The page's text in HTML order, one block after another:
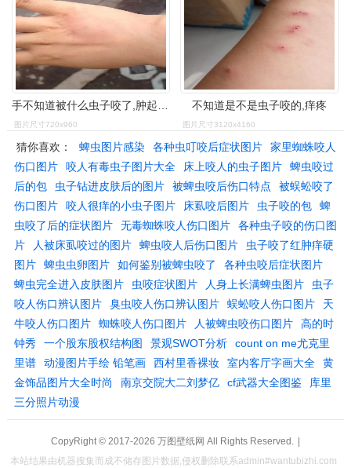
图片尺寸720x960
不知道是不是虫子咬的,痒疼
图片尺寸3120x4160
猜你喜欢： 蜱虫图片感染 各种虫叮咬后症状图片
家里蜘蛛咬人
伤口图片
咬人有毒虫子图片大全 床上咬人的虫子图片
蜱虫咬过
后的包
虫子钻进皮肤后的图片 被蜱虫咬后伤口特点
被蜈蚣咬了
伤口图片
咬人很痒的小虫子图片 床虱咬后图片 虫子咬的包
蜱
虫咬了后的症状图片
无毒蜘蛛咬人伤口图片
各种虫子咬的伤口图
片
人被床虱咬过的图片 蜱虫咬人后伤口图片
虫子咬了红肿痒硬
图片
蜱虫虫卵图片 如何鉴别被蜱虫咬了
各种虫咬后症状图片
蜱虫完全进入皮肤图片
虫咬症状图片 人身上长满蜱虫图片
虫子
咬人伤口辨认图片
臭虫咬人伤口辨认图片 蜈蚣咬人伤口图片
天
牛咬人伤口图片
蜘蛛咬人伤口图片 人被蜱虫咬伤口图片
高的时
钟秀
一个股东股权结构图 景观SWOT分析
count on me尤克里
里谱
动漫图片手绘 铅笔画 西村里香裸妆 室内客厅字画大全
黄
金饰品图片大全时尚
南京交院大二刘梦亿 cf武器大全图鉴
库里
三分照片动漫
CopyRight © 2017-2026 万图壁纸网 All Rights Reserved.
|
本站结果由机器搜集而成不储存图片数据,侵权删除联系admin#wantubizhi.com